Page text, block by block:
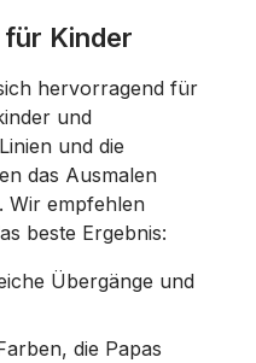
Kinder
hervorragend für
und
und die
das Ausmalen
Wir empfehlen
beste Ergebnis:
Übergänge und
die Papas